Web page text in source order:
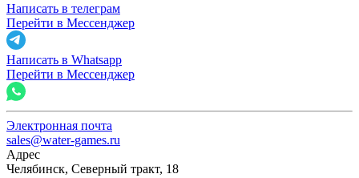
Написать в телеграм
Перейти в Мессенджер
Написать в Whatsapp
Перейти в Мессенджер
Электронная почта
sales@water-games.ru
Адрес
Челябинск, Северный тракт, 18